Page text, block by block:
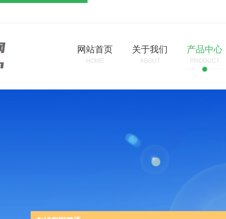
网站首页
HOME
关于我们
ABOUT
产品中心
PRODUCT